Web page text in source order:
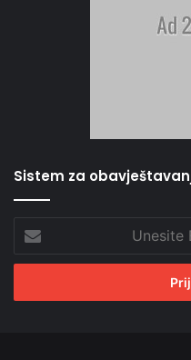
Sistem za
Email
adresu